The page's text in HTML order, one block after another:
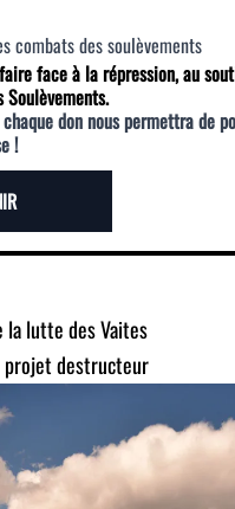
combats des soulèvements
face à la répression, au
Soulèvements.
don nous permettra de
!
la lutte des Vaites
projet destructeur